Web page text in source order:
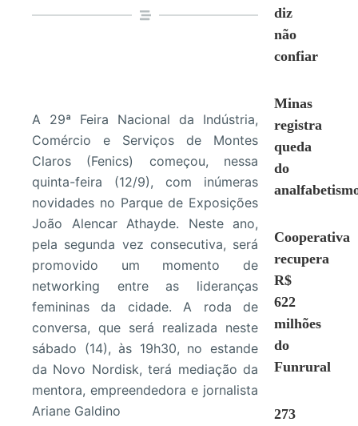
A 29ª Feira Nacional da Indústria,
Comércio e Serviços de Montes
Claros (Fenics) começou, nessa
quinta-feira (12/9), com inúmeras
novidades no Parque de Exposições
João Alencar Athayde. Neste ano,
pela segunda vez consecutiva, será
promovido um momento de
networking entre as lideranças
femininas da cidade. A roda de
conversa, que será realizada neste
sábado (14), às 19h30, no estande
da Novo Nordisk, terá mediação da
mentora, empreendedora e jornalista
Ariane Galdino
diz
não
confiar
Minas
registra
queda
do
Cooperativa
recupera
R$
622
milhões
do
Funrural
273